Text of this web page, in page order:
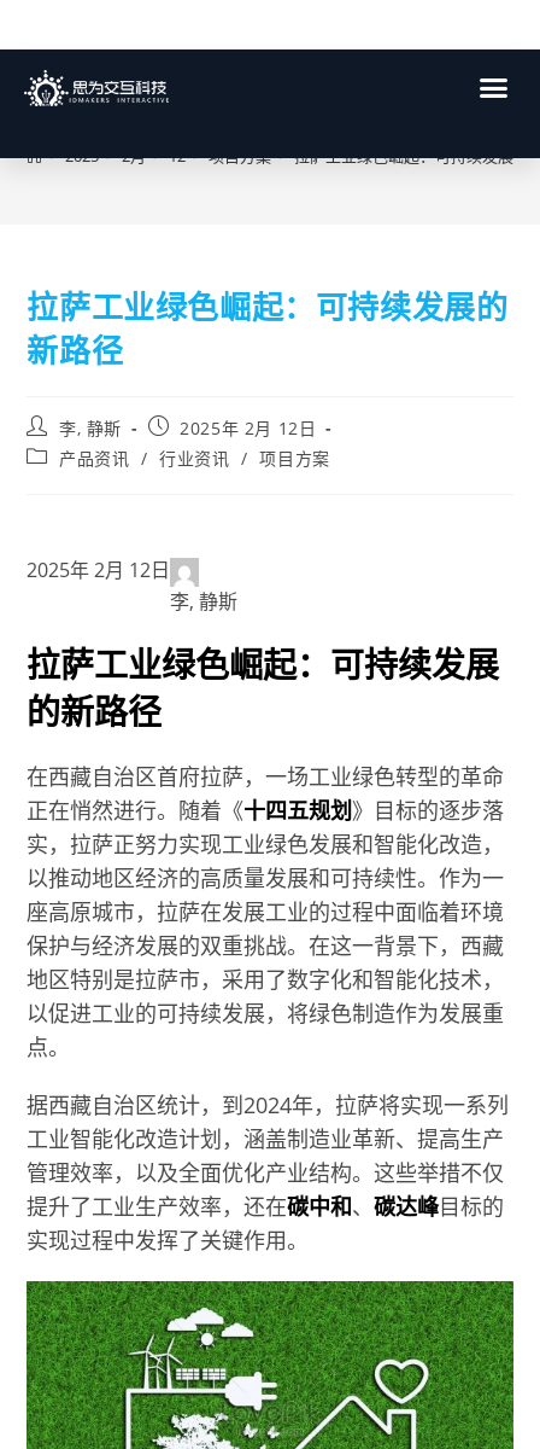
博客
> 2025 > 2月 > 12 > 项目方案 > 拉萨工业绿色崛起：可持续发展的
拉萨工业绿色崛起：可持续发展的
新路径
李, 静斯
2025年 2月 12日
产品资讯 / 行业资讯 / 项目方案
2025年 2月 12日
李, 静斯
拉萨工业绿色崛起：可持续发展
的新路径
在西藏自治区首府拉萨，一场工业绿色转型的革命
正在悄然进行。随着《十四五规划》目标的逐步落
实，拉萨正努力实现工业绿色发展和智能化改造，
以推动地区经济的高质量发展和可持续性。作为一
座高原城市，拉萨在发展工业的过程中面临着环境
保护与经济发展的双重挑战。在这一背景下，西藏
地区特别是拉萨市，采用了数字化和智能化技术，
以促进工业的可持续发展，将绿色制造作为发展重
点。
据西藏自治区统计，到2024年，拉萨将实现一系列
工业智能化改造计划，涵盖制造业革新、提高生产
管理效率，以及全面优化产业结构。这些举措不仅
提升了工业生产效率，还在碳中和、碳达峰目标的
实现过程中发挥了关键作用。